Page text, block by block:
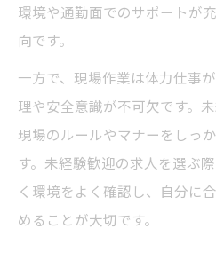
環境や通勤面でのサポートが
向です。
一方で、現場作業は体力仕事
理や安全意識が不可欠です。
現場のルールやマナーをしっ
す。未経験歓迎の求人を選ぶ
く環境をよく確認し、自分に
めることが大切です。